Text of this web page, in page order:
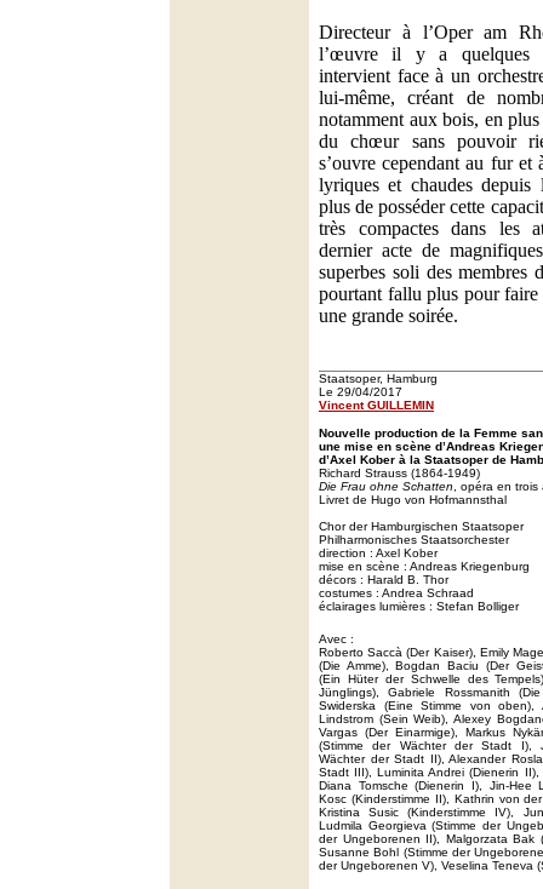
Directeur à l’Oper am
l’œuvre il y a quelques
intervient face à un
lui-même, créant de
notamment aux bois, en
du chœur sans pouvoir
s’ouvre cependant au fur et
lyriques et chaudes
plus de posséder cette
très compactes dans les
dernier acte de
superbes soli des membres
pourtant fallu plus pour faire
une grande soirée.
Staatsoper, Hamburg
Le 29/04/2017
Vincent GUILLEMIN
Nouvelle production de la Femme
une mise en scène d’Andreas
d’Axel Kober à la Staatsoper de
Richard Strauss (1864-1949)
Die Frau ohne Schatten , opéra en
Livret de Hugo von Hofmannsthal
Chor der Hamburgischen Staatsoper
Philharmonisches Staatsorchester
direction : Axel Kober
mise en scène : Andreas Kriegenburg
décors : Harald B. Thor
costumes : Andrea Schraad
éclairages lumières : Stefan Bolliger
Avec :
Roberto Saccà (Der Kaiser), Emily
(Die Amme), Bogdan Baciu (Der
(Ein Hüter der Schwelle des
Jünglings), Gabriele Rossmanith
Swiderska (Eine Stimme von oben),
Lindstrom (Sein Weib), Alexey
Vargas (Der Einarmige), Markus
(Stimme der Wächter der Stadt I),
Wächter der Stadt II), Alexander
Stadt III), Luminita Andrei (Dienerin
Diana Tomsche (Dienerin I), Jin-Hee
Kosc (Kinderstimme II), Kathrin von
Kristina Susic (Kinderstimme IV),
Ludmila Georgieva (Stimme der
der Ungeborenen II), Malgorzata Bak
Susanne Bohl (Stimme der
der Ungeborenen V), Veselina Teneva